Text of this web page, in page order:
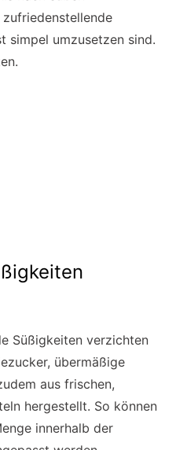
simpel umzusetzen sind.
Süßigkeiten verzichten
übermäßige
aus frischen,
hergestellt. So können
innerhalb der